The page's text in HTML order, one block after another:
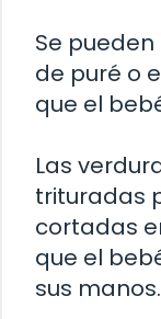
Se
de puré o
que el
Las
trituradas
cortadas
que el
sus manos.